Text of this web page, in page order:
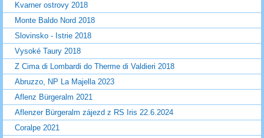
Kvarner ostrovy 2018
Monte Baldo Nord 2018
Slovinsko - Istrie 2018
Vysoké Taury 2018
Z Cima di Lombardi do Therme di Valdieri 2018
Abruzzo, NP La Majella 2023
Aflenz Bürgeralm 2021
Aflenzer Bürgeralm zájezd z RS Iris 22.6.2024
Coralpe 2021